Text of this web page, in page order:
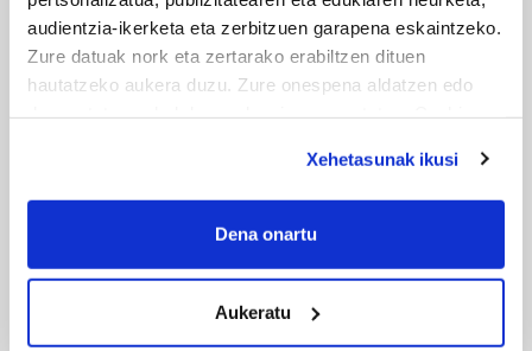
audientzia-ikerketa eta zerbitzuen garapena eskaintzeko.
Zure datuak nork eta zertarako erabiltzen dituen
hautatzeko aukera duzu. Zure onespena aldatzen edo
If you allow, we would also like to:
Collect information about your geographical
meters
Identify your device by actively scanning it for
specific characteristics (fingerprinting)
Xehetasunak ikusi
Dena onartu
Aukeratu
MUSA
Euxebio eta Ekaitz Zabala: Zumarragako mus
txapelketa irabazi duten aita-semeak